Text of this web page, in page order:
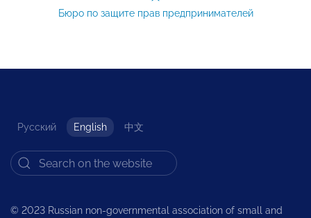
Бюро по защите прав предпринимателей
Русский English 中文
© 2023 Russian non-governmental association of small and